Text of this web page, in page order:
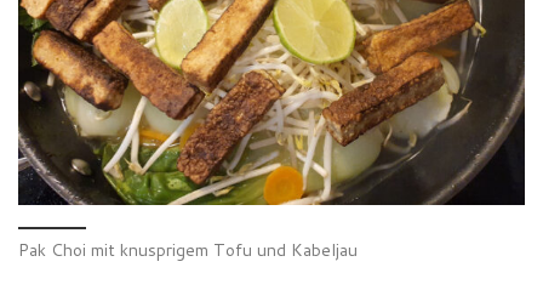
Pak Choi mit knusprigem Tofu und Kabeljau